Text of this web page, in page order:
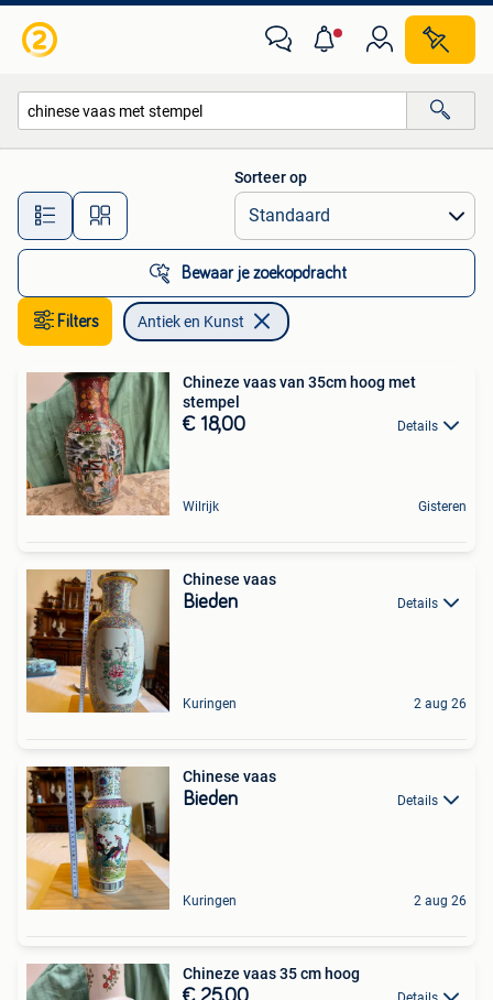
Alle afstanden…
Sorteer op
Bewaar je zoekopdracht
Filters Antiek en Kunst
Chineze vaas van 35cm hoog met
stempel
€ 18,00 Details
Wilrijk Gisteren
Chinese vaas
Bieden Details
Kuringen 2 aug 26
Chinese vaas
Bieden Details
Kuringen 2 aug 26
Chineze vaas 35 cm hoog